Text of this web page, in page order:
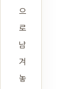
으
로
남
겨
놓